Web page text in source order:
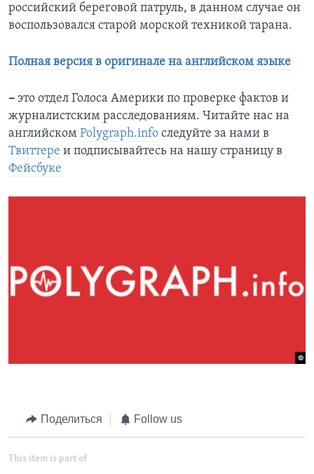
российский береговой патруль, в данном случае он
воспользовался старой морской техникой тарана.
Полная версия в оригинале на английском языке
– это отдел Голоса Америки по проверке фактов и
журналистским расследованиям. Читайте нас на
английском Polygraph.info следуйте за нами в
Твиттере и подписывайтесь на нашу страницу в
Фейсбуке
Поделиться Follow us
This item is part of